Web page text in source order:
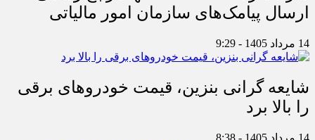
ارسال پیامک‌های سازمان امور مالیاتی
14 مرداد 1405 - 9:29
شایعه گرانی بنزین، قیمت خودروهای برقی
را بالا برد
14 مرداد 1405 - 8:38